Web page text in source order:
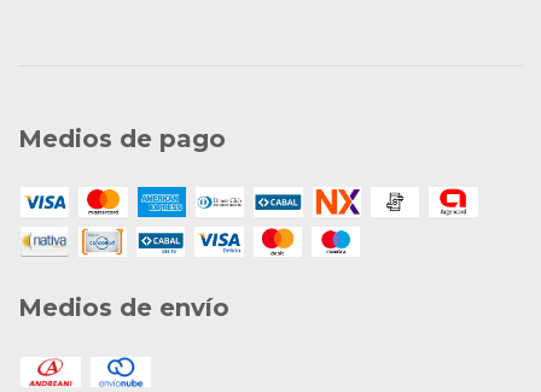
Medios de pago
Medios de envío